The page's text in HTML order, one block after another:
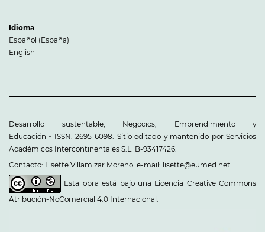
Idioma
Español (España)
English
Desarrollo sustentable, Negocios, Emprendimiento y
Educación - ISSN: 2695-6098. Sitio editado y mantenido por Servicios
Académicos Intercontinentales S.L. B-93417426.
Contacto: Lisette Villamizar Moreno. e-mail: lisette@eumed.net
Esta obra está bajo una Licencia Creative Commons
Atribución-NoComercial 4.0 Internacional